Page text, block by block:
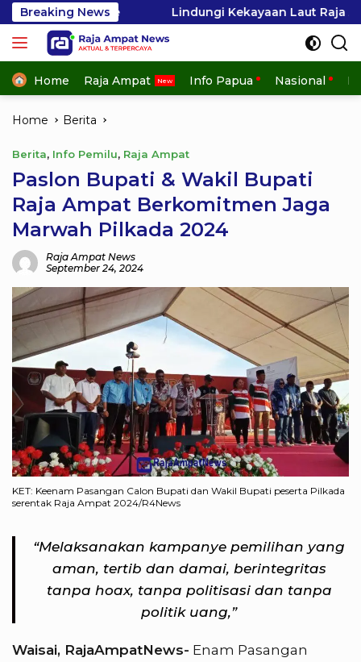
Skip
to
content
Breaking News
Lindungi Kekayaan Laut Raja Ampat, GEMPHA
Home Raja Ampat Info Papua Nasional
Home Berita
Berita, Info Pemilu, Raja Ampat
Paslon Bupati & Wakil Bupati
Raja Ampat Berkomitmen Jaga
Marwah Pilkada 2024
Raja Ampat News
September 24, 2024
KET: Keenam Pasangan Calon Bupati dan Wakil Bupati peserta Pilkada
serentak Raja Ampat 2024/R4News
“Melaksanakan kampanye pemilihan yang
aman, tertib dan damai, berintegritas
tanpa hoax, tanpa politisasi dan tanpa
politik uang,”
Waisai, RajaAmpatNews- Enam Pasangan